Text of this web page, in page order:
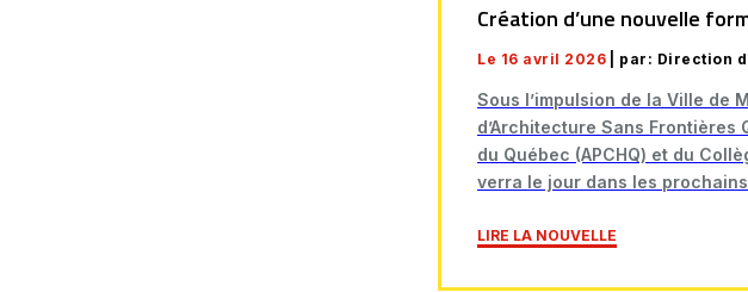
Création d’une nouvelle
Le 16 avril 2026 | par: Direction
Sous l’impulsion de la Ville de
d’Architecture Sans
du Québec (APCHQ) et du
verra le jour dans les
LIRE LA NOUVELLE